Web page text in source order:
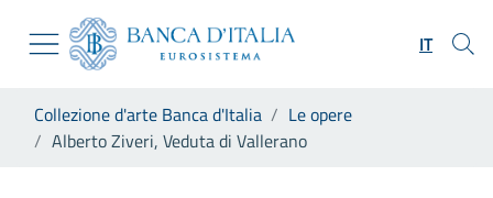
Skip to Main Content
Vai al sito istituzionale
Vai al menu di navigazione
Vai alla ricerca
Vai al footer
IT
Collezione d'arte Banca d'Italia
Le opere
Alberto Ziveri, Veduta di Vallerano